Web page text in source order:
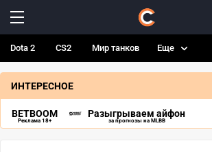
Dota 2 CS2 Мир танков Еще
ИНТЕРЕСНОЕ
BETBOOM
Реклама 18+
Разыгрываем айфон
за прогнозы на MLBB